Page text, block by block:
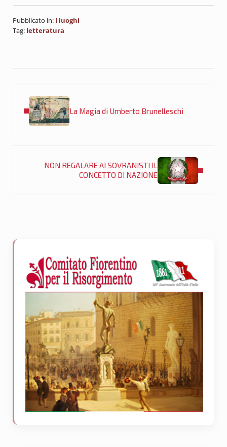
Pubblicato in: I luoghi
Tag: letteratura
La Magia di Umberto Brunelleschi
NON REGALARE AI SOVRANISTI IL
CONCETTO DI NAZIONE
Sidebar